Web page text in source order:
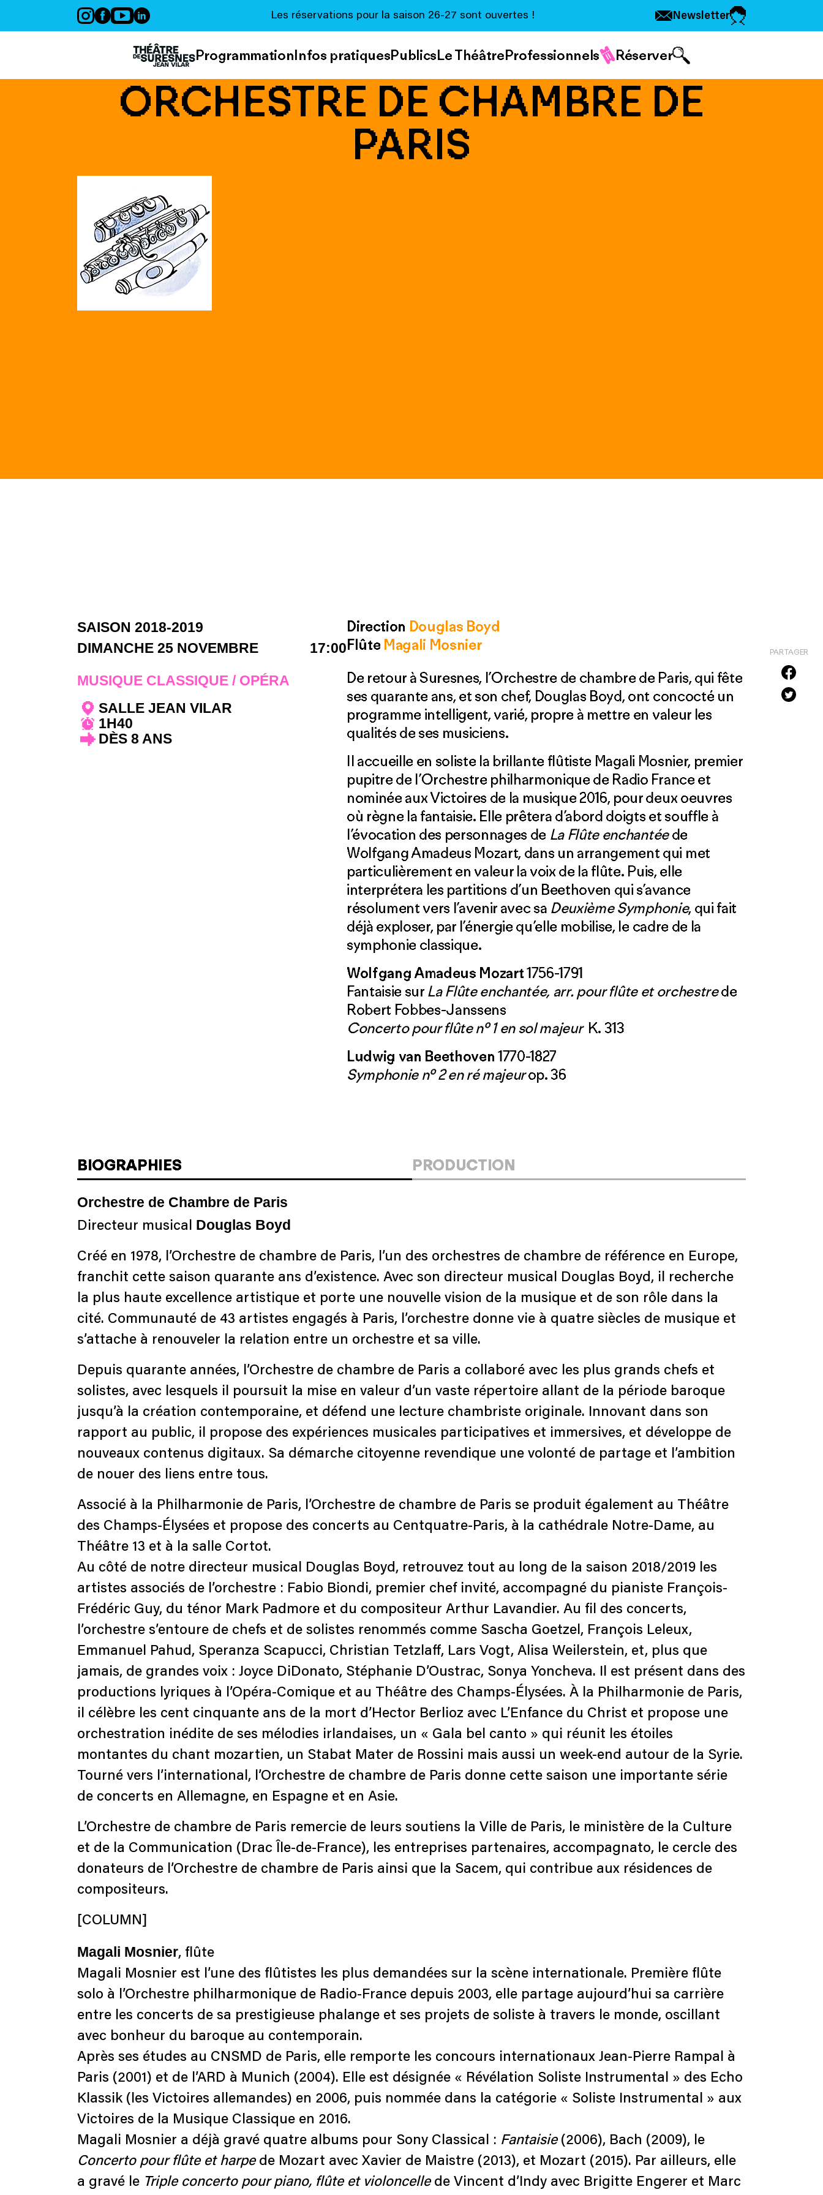
Les réservations pour la saison 26-27 sont ouvertes ! Newsletter
ProgrammationInfos pratiquesPublicsLe ThéâtreProfessionnels Réserver
ORCHESTRE DE CHAMBRE DE
PARIS
PARTAGER
SAISON 2018-2019
DIMANCHE 25 NOVEMBRE
17:00
MUSIQUE CLASSIQUE / OPÉRA
SALLE JEAN VILAR
1H40
DÈS 8 ANS
Direction Douglas Boyd
Flûte Magali Mosnier
De retour à Suresnes, l’Orchestre de chambre de Paris, qui fête
ses quarante ans, et son chef, Douglas Boyd, ont concocté un
programme intelligent, varié, propre à mettre en valeur les
qualités de ses musiciens.
Il accueille en soliste la brillante flûtiste Magali Mosnier, premier
pupitre de l’Orchestre philharmonique de Radio France et
nominée aux Victoires de la musique 2016, pour deux oeuvres
où règne la fantaisie. Elle prêtera d’abord doigts et souffle à
l’évocation des personnages de La Flûte enchantéede
Wolfgang Amadeus Mozart, dans un arrangement qui met
particulièrement en valeur la voix de la flûte. Puis, elle
interprétera les partitions d’un Beethoven qui s’avance
résolument vers l’avenir avec sa Deuxième Symphonie, qui fait
déjà exploser, par l’énergie qu’elle mobilise, le cadre de la
symphonie classique.
Wolfgang Amadeus Mozart1756-1791
Fantaisie sur La Flûte enchantée, arr. pour flûte et orchestrede
Robert Fobbes-Janssens
Concerto pour flûte nº 1 en sol majeur K. 313
Ludwig van Beethoven 1770-1827
Symphonie nº 2 en ré majeurop. 36
BIOGRAPHIES PRODUCTION
Orchestre de Chambre de Paris
Directeur musical Douglas Boyd
Créé en 1978, l’Orchestre de chambre de Paris, l’un des orchestres de chambre de référence en Europe,
franchit cette saison quarante ans d’existence. Avec son directeur musical Douglas Boyd, il recherche
la plus haute excellence artistique et porte une nouvelle vision de la musique et de son rôle dans la
cité. Communauté de 43 artistes engagés à Paris, l’orchestre donne vie à quatre siècles de musique et
s’attache à renouveler la relation entre un orchestre et sa ville.
Depuis quarante années, l’Orchestre de chambre de Paris a collaboré avec les plus grands chefs et
solistes, avec lesquels il poursuit la mise en valeur d’un vaste répertoire allant de la période baroque
jusqu’à la création contemporaine, et défend une lecture chambriste originale. Innovant dans son
rapport au public, il propose des expériences musicales participatives et immersives, et développe de
nouveaux contenus digitaux. Sa démarche citoyenne revendique une volonté de partage et l’ambition
de nouer des liens entre tous.
Associé à la Philharmonie de Paris, l’Orchestre de chambre de Paris se produit également au Théâtre
des Champs-Élysées et propose des concerts au Centquatre-Paris, à la cathédrale Notre-Dame, au
Théâtre 13 et à la salle Cortot.
Au côté de notre directeur musical Douglas Boyd, retrouvez tout au long de la saison 2018/2019 les
artistes associés de l’orchestre : Fabio Biondi, premier chef invité, accompagné du pianiste François-
Frédéric Guy, du ténor Mark Padmore et du compositeur Arthur Lavandier. Au fil des concerts,
l’orchestre s’entoure de chefs et de solistes renommés comme Sascha Goetzel, François Leleux,
Emmanuel Pahud, Speranza Scapucci, Christian Tetzlaff, Lars Vogt, Alisa Weilerstein, et, plus que
jamais, de grandes voix : Joyce DiDonato, Stéphanie D’Oustrac, Sonya Yoncheva. Il est présent dans des
productions lyriques à l’Opéra-Comique et au Théâtre des Champs-Élysées. À la Philharmonie de Paris,
il célèbre les cent cinquante ans de la mort d’Hector Berlioz avec L’Enfance du Christ et propose une
orchestration inédite de ses mélodies irlandaises, un « Gala bel canto » qui réunit les étoiles
montantes du chant mozartien, un Stabat Mater de Rossini mais aussi un week-end autour de la Syrie.
Tourné vers l’international, l’Orchestre de chambre de Paris donne cette saison une importante série
de concerts en Allemagne, en Espagne et en Asie.
L’Orchestre de chambre de Paris remercie de leurs soutiens la Ville de Paris, le ministère de la Culture
et de la Communication (Drac Île-de-France), les entreprises partenaires, accompagnato, le cercle des
donateurs de l’Orchestre de chambre de Paris ainsi que la Sacem, qui contribue aux résidences de
compositeurs.
[COLUMN]
Magali Mosnier, flûte
Magali Mosnier est l’une des flûtistes les plus demandées sur la scène internationale. Première flûte
solo à l’Orchestre philharmonique de Radio-France depuis 2003, elle partage aujourd’hui sa carrière
entre les concerts de sa prestigieuse phalange et ses projets de soliste à travers le monde, oscillant
avec bonheur du baroque au contemporain.
Après ses études au CNSMD de Paris, elle remporte les concours internationaux Jean-Pierre Rampal à
Paris (2001) et de l’ARD à Munich (2004). Elle est désignée « Révélation Soliste Instrumental » des Echo
Klassik (les Victoires allemandes) en 2006, puis nommée dans la catégorie « Soliste Instrumental » aux
Victoires de la Musique Classique en 2016.
Magali Mosnier a déjà gravé quatre albums pour Sony Classical : Fantaisie(2006), Bach (2009), le
Concerto pour flûte et harpede Mozart avec Xavier de Maistre (2013), et Mozart (2015). Par ailleurs, elle
a gravé le Triple concerto pour piano, flûte et violoncellede Vincent d’Indy avec Brigitte Engerer et Marc
Panneau de gestion des cookies